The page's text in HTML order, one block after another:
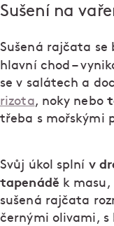
Sušení na
Sušená rajčata se
hlavní chod –
se v salátech a
rizota, noky nebo
třeba s mořskými
Svůj úkol splní v
tapenádě k
sušená rajčata
černými olivami, s